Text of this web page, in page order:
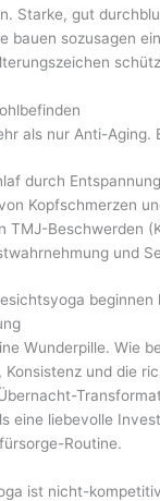
Starke, gut
bauen sozusagen ein
als nur Anti-Aging.
durch
Kopfschmerzen
TMJ-Beschwerden
und
beginnen
Wunderpille. Wie
und die
eine liebevolle
Routine.
ist nicht-